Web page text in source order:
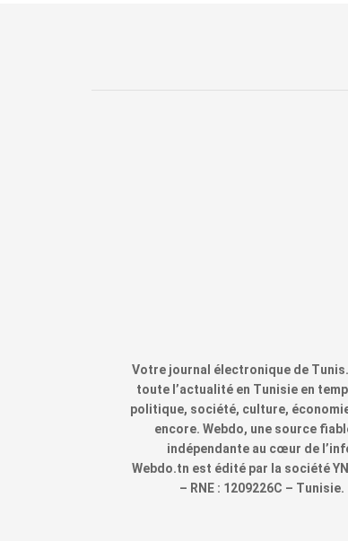
Votre journal électronique de
toute l’actualité en Tunisie en
politique, société, culture,
encore. Webdo, une source
indépendante au cœur de
Webdo.tn est édité par la société
– RNE : 1209226C – Tunisie.